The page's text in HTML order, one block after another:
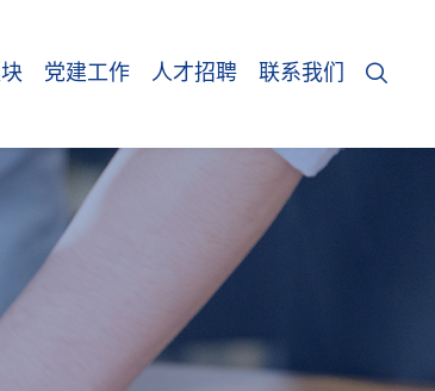
研究
党建工作
党建动态
人才招聘 联系我们